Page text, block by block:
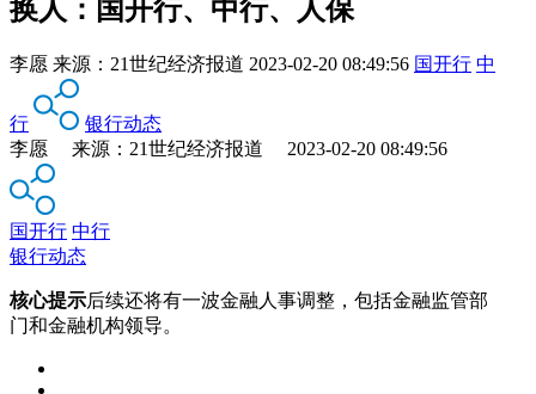
换人：国开行、中行、人保
李愿 来源： 21世纪经济报道 2023-02-20 08:49:56 国开行 中
行
银行动态
李愿 来源：21世纪经济报道 2023-02-20 08:49:56
国开行 中行
银行动态
核心提示后续还将有一波金融人事调整，包括金融监管部
门和金融机构领导。